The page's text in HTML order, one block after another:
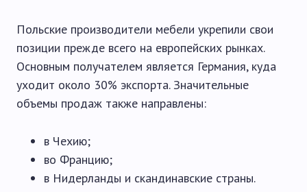
Польские производители мебели укрепили свои
позиции прежде всего на европейских рынках.
Основным получателем является Германия, куда
уходит около 30% экспорта. Значительные
объемы продаж также направлены:
в Чехию;
во Францию;
в Нидерланды и скандинавские страны.